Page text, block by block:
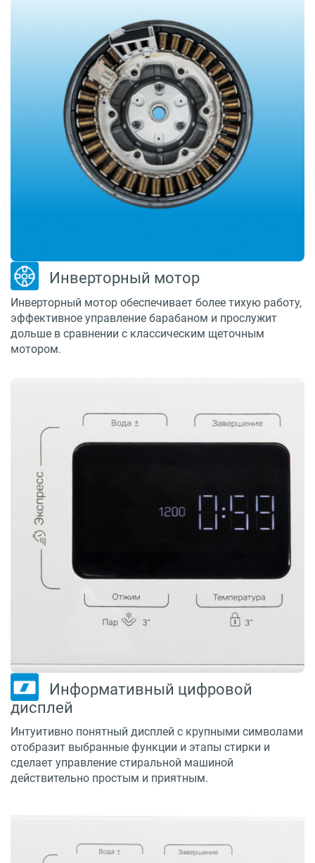
Инверторный мотор
Инверторный мотор обеспечивает более тихую работу,
эффективное управление барабаном и прослужит
дольше в сравнении с классическим щеточным
мотором.
Информативный цифровой
дисплей
Интуитивно понятный дисплей с крупными символами
отобразит выбранные функции и этапы стирки и
сделает управление стиральной машиной
действительно простым и приятным.